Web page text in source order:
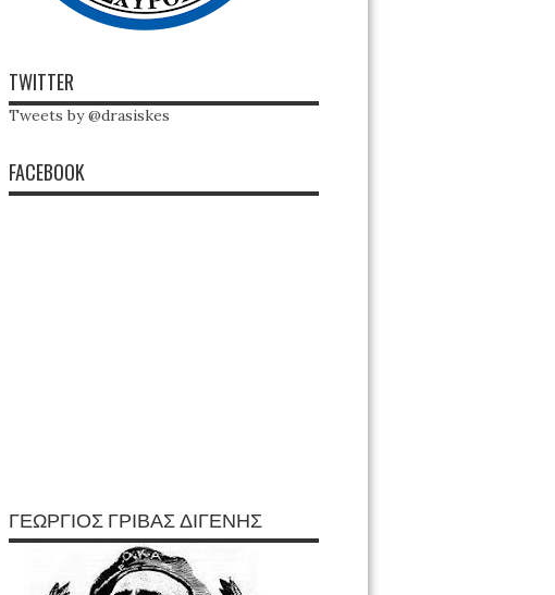
TWITTER
Tweets by @drasiskes
FACEBOOK
ΓΕΩΡΓΙΟΣ ΓΡΙΒΑΣ ΔΙΓΕΝΗΣ